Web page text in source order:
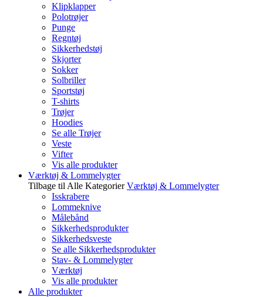
Klipklapper
Polotrøjer
Punge
Regntøj
Sikkerhedstøj
Skjorter
Sokker
Solbriller
Sportstøj
T-shirts
Trøjer
Hoodies
Se alle Trøjer
Veste
Vifter
Vis alle produkter
Værktøj & Lommelygter
Tilbage til Alle Kategorier Værktøj & Lommelygter
Isskrabere
Lommeknive
Målebånd
Sikkerhedsprodukter
Sikkerhedsveste
Se alle Sikkerhedsprodukter
Stav- & Lommelygter
Værktøj
Vis alle produkter
Alle produkter